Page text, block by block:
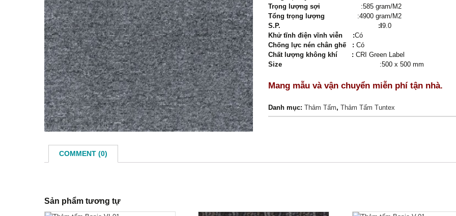
Phào
Trọng lượng sợi :585 gram/M2
Tổng trọng lượng :4900 gram/M2
S.P. :I 9.0
Khử tĩnh điện vĩnh viễn :Có
Chống lực nén chân ghế : Có
Chất lượng không khí : CRI Green Label
Size :500 x 500 mm
Mang mẫu và vận chuyển miễn phí tận nhà.
Danh mục: Thảm Tấm, Thảm Tấm Tuntex
COMMENT (0)
Sản phẩm tương tự